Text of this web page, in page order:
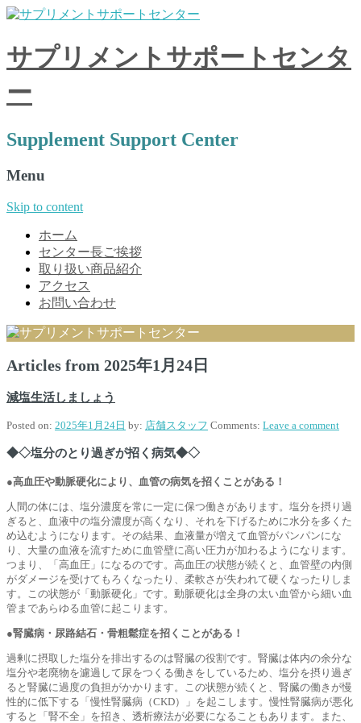
サプリメントサポートセンタ
ー
Supplement Support Center
Menu
Skip to content
ホーム
センター長ご挨拶
取り扱い商品紹介
アクセス
お問い合わせ
Articles from 2025年1月24日
減塩生活しましょう
Posted on: 2025年1月24日 by: 店舗スタッフ Comments: Leave a comment
◆◇塩分のとり過ぎが招く病気◆◇
●高血圧や動脈硬化により、血管の病気を招くことがある！
人間の体には、塩分濃度を常に一定に保つ働きがあります。塩分を摂り過
ぎると、血液中の塩分濃度が高くなり、それを下げるために水分を多くた
め込むようになります。その結果、血液量が増えて血管がパンパンにな
り、大量の血液を流すために血管壁に高い圧力が加わるようになります。
つまり、「高血圧」になるのです。高血圧の状態が続くと、血管壁の内側
がダメージを受けてもろくなったり、柔軟さが失われて硬くなったりしま
す。この状態が「動脈硬化」です。動脈硬化は全身の太い血管から細い血
管まであらゆる血管に起こります。
●腎臓病・尿路結石・骨粗鬆症を招くことがある！
過剰に摂取した塩分を排出するのは腎臓の役割です。腎臓は体内の余分な
塩分や老廃物を濾過して尿をつくる働きをしているため、塩分を摂り過ぎ
ると腎臓に過度の負担がかかります。この状態が続くと、腎臓の働きが慢
性的に低下する「慢性腎臓病（CKD）」を起こします。慢性腎臓病が悪化
すると「腎不全」を招き、透析療法が必要になることもあります。また、